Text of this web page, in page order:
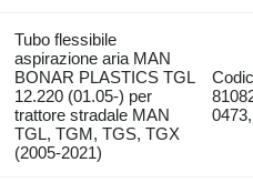
Tubo flessibile
aspirazione aria MAN
BONAR PLASTICS TGL
12.220 (01.05-) per
trattore stradale MAN
TGL, TGM, TGS, TGX
(2005-2021)